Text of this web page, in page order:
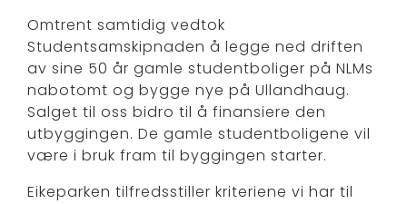
Omtrent samtidig vedtok
Studentsamskipnaden å legge ned driften
av sine 50 år gamle studentboliger på NLMs
nabotomt og bygge nye på Ullandhaug.
Salget til oss bidro til å finansiere den
utbyggingen. De gamle studentboligene vil
være i bruk fram til byggingen starter.
Eikeparken tilfredsstiller kriteriene vi har til